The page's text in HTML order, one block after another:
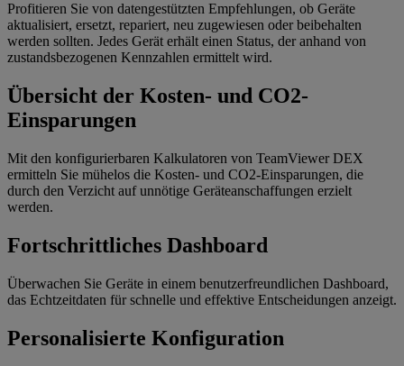
Profitieren Sie von datengestützten Empfehlungen, ob Geräte
aktualisiert, ersetzt, repariert, neu zugewiesen oder beibehalten
werden sollten. Jedes Gerät erhält einen Status, der anhand von
zustandsbezogenen Kennzahlen ermittelt wird.
Übersicht der Kosten- und CO2-
Einsparungen
Mit den konfigurierbaren Kalkulatoren von TeamViewer DEX
ermitteln Sie mühelos die Kosten- und CO2-Einsparungen, die
durch den Verzicht auf unnötige Geräteanschaffungen erzielt
werden.
Fortschrittliches Dashboard
Überwachen Sie Geräte in einem benutzerfreundlichen Dashboard,
das Echtzeitdaten für schnelle und effektive Entscheidungen anzeigt.
Personalisierte Konfiguration